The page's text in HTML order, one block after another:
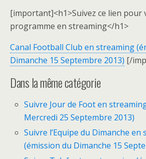
[important]<h1>Suivez ce lien pour
programme en streaming</h1>
Canal Football Club en streaming
Dimanche 15 Septembre 2013) [/
Dans la même catégorie
Suivre Jour de Foot en
Mercredi 25 Septembre 2013)
Suivre l’Equipe du Dimanche en
(émission du Dimanche 15